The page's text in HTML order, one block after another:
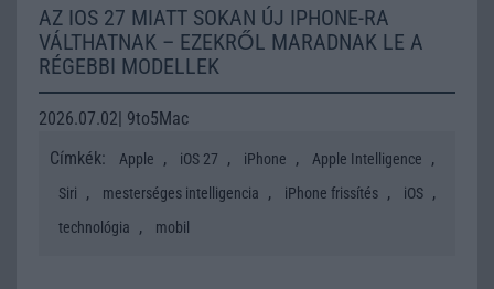
AZ IOS 27 MIATT SOKAN ÚJ IPHONE-RA
VÁLTHATNAK – EZEKRŐL MARADNAK LE A
RÉGEBBI MODELLEK
2026.07.02| 9to5Mac
Címkék:
Apple , iOS 27 , iPhone , Apple Intelligence ,
Siri , mesterséges intelligencia , iPhone frissítés , iOS ,
technológia , mobil